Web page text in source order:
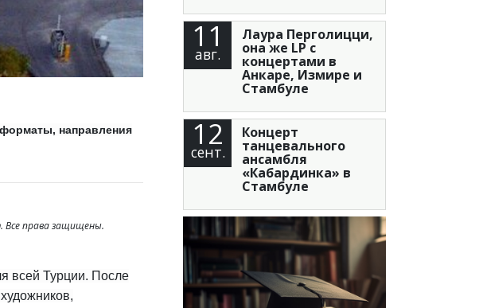
направления
Все права защищены.
всей Турции. После
11
авг.
Лаура Перголицци,
она же LP с
концертами в
Анкаре, Измире и
Стамбуле
12
сент.
Концерт
танцевального
ансамбля
«Кабардинка» в
Стамбуле